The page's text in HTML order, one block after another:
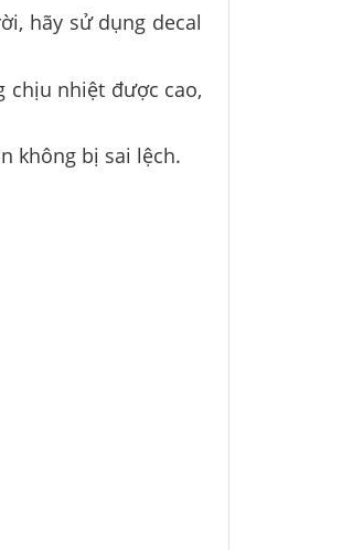
hãy sử dụng decal
chịu nhiệt được cao,
không bị sai lệch.